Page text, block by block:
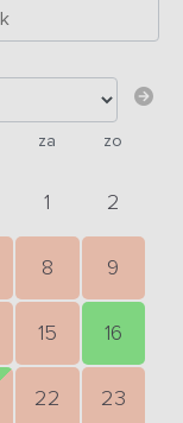
za zo
1 2
8 9
15 16
22 23